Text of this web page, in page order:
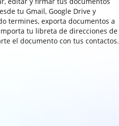
tu Gmail, Google Drive y
termines, exporta documentos a
tu libreta de direcciones de
el documento con tus contactos.